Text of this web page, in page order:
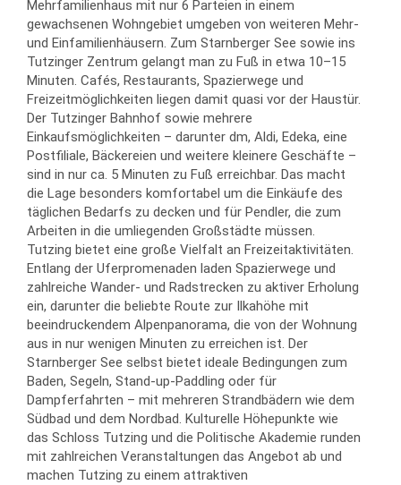
Mehrfamilienhaus mit nur 6 Parteien in einem
gewachsenen Wohngebiet umgeben von weiteren Mehr-
und Einfamilienhäusern. Zum Starnberger See sowie ins
Tutzinger Zentrum gelangt man zu Fuß in etwa 10–15
Minuten. Cafés, Restaurants, Spazierwege und
Freizeitmöglichkeiten liegen damit quasi vor der Haustür.
Der Tutzinger Bahnhof sowie mehrere
Einkaufsmöglichkeiten – darunter dm, Aldi, Edeka, eine
Postfiliale, Bäckereien und weitere kleinere Geschäfte –
sind in nur ca. 5 Minuten zu Fuß erreichbar. Das macht
die Lage besonders komfortabel um die Einkäufe des
täglichen Bedarfs zu decken und für Pendler, die zum
Arbeiten in die umliegenden Großstädte müssen.
Tutzing bietet eine große Vielfalt an Freizeitaktivitäten.
Entlang der Uferpromenaden laden Spazierwege und
zahlreiche Wander- und Radstrecken zu aktiver Erholung
ein, darunter die beliebte Route zur Ilkahöhe mit
beeindruckendem Alpenpanorama, die von der Wohnung
aus in nur wenigen Minuten zu erreichen ist. Der
Starnberger See selbst bietet ideale Bedingungen zum
Baden, Segeln, Stand-up-Paddling oder für
Dampferfahrten – mit mehreren Strandbädern wie dem
Südbad und dem Nordbad. Kulturelle Höhepunkte wie
das Schloss Tutzing und die Politische Akademie runden
mit zahlreichen Veranstaltungen das Angebot ab und
machen Tutzing zu einem attraktiven